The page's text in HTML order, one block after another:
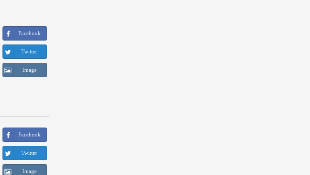
Facebook
Twitter
Image
Facebook
Twitter
Image